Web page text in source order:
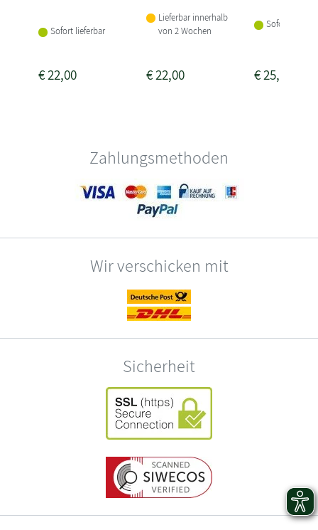
Sofort lieferbar
€22,00
Lieferbar innerhalb
von 2 Wochen
€22,00
Sofort
€25,00
Zahlungsmethoden
Wir verschicken mit
Sicherheit